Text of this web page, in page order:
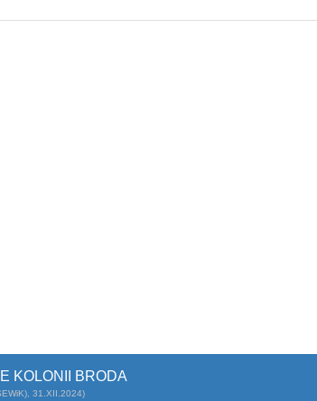
KOLONII BRODA
31.XII.2024)